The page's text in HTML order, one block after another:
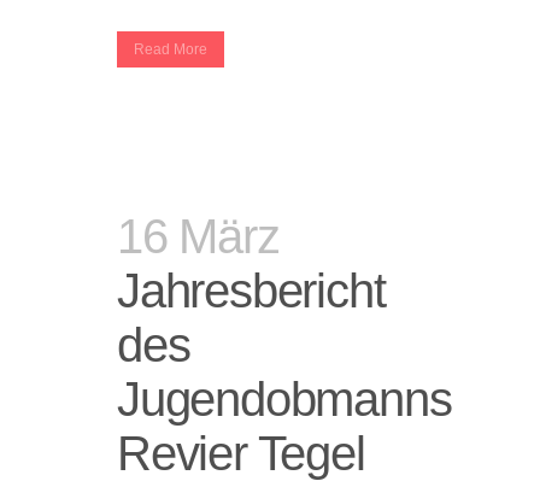
Read More
16 März
Jahresbericht
des
Jugendobmanns
Revier Tegel